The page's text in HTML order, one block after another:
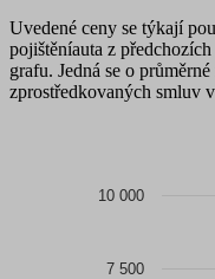
Uvedené ceny se týkají
pojištěníauta z
grafu. Jedná se o
zprostředkovaných smluv
Vývoj
Bar chart with 2 data
The chart has 1 Y
7 500
10 000